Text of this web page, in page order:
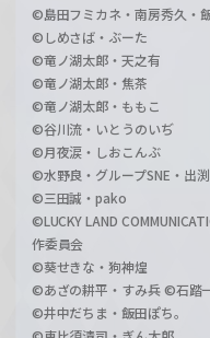
©島田フミカネ・南房秀久・
©しめさば・ぶーた
©竜ノ湖太郎・天之有
©竜ノ湖太郎・焦茶
©竜ノ湖太郎・ももこ
©谷川流・いとうのいぢ
©月夜涙・しおこんぶ
©水野良・グループSNE・出
©三田誠・pako
©LUCKY LAND
作委員会
©葵せきな・狗神煌
©あざの耕平・すみ兵 ©石踏
©井中だちま・飯田ぽち。